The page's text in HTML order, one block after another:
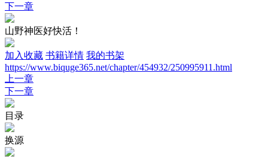
下一章
山野神医好快活！
加入收藏 书籍详情 我的书架
https://www.biquge365.net/chapter/454932/250995911.html
上一章
下一章
目录
换源